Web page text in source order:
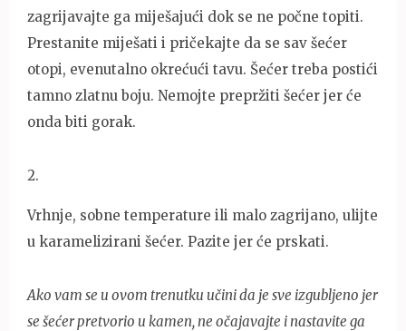
zagrijavajte ga miješajući dok se ne počne topiti.
Prestanite miješati i pričekajte da se sav šećer
otopi, evenutalno okrećući tavu. Šećer treba postići
tamno zlatnu boju. Nemojte prepržiti šećer jer će
onda biti gorak.
2.
Vrhnje, sobne temperature ili malo zagrijano, ulijte
u karamelizirani šećer. Pazite jer će prskati.
Ako vam se u ovom trenutku učini da je sve izgubljeno jer
se šećer pretvorio u kamen, ne očajavajte i nastavite ga